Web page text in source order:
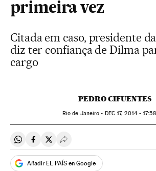
primeira vez
Citada em caso, presidente
diz ter confiança de Dilma
cargo
PEDRO CIFUENTES
Rio de Janeiro - DEC17, 2014 - 17:58
Compartir en Whatsapp
Compartir en Facebook
Compartir en Twitter
Desplegar Redes Sociales
Añadir EL PAÍS en Google